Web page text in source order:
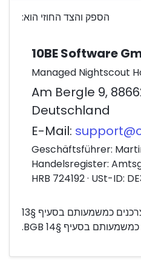
הספק והצד החוזי הוא:
10BE Software
Managed Nightscout
Am Bergle 9,
Deutschland
E-Mail:
Geschäftsführer:
Handelsregister:
HRB 724192 · USt-ID:
תנאים אלה חלים על צרכנים כמשמעותם בסעיף §13